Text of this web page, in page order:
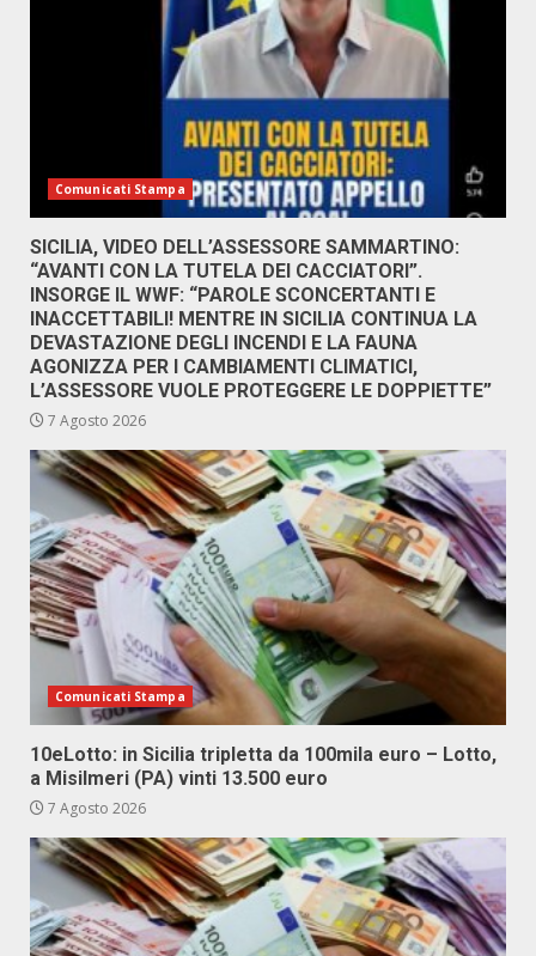
Comunicati Stampa
SICILIA, VIDEO DELL’ASSESSORE SAMMARTINO:
“AVANTI CON LA TUTELA DEI CACCIATORI”.
INSORGE IL WWF: “PAROLE SCONCERTANTI E
INACCETTABILI! MENTRE IN SICILIA CONTINUA LA
DEVASTAZIONE DEGLI INCENDI E LA FAUNA
AGONIZZA PER I CAMBIAMENTI CLIMATICI,
L’ASSESSORE VUOLE PROTEGGERE LE DOPPIETTE”
7 Agosto 2026
Comunicati Stampa
10eLotto: in Sicilia tripletta da 100mila euro – Lotto,
a Misilmeri (PA) vinti 13.500 euro
7 Agosto 2026